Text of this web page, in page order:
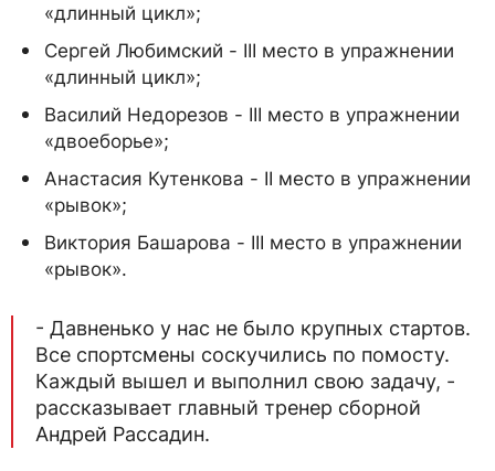
«длинный цикл»;
Сергей Любимский - III место в упражнении
«длинный цикл»;
Василий Недорезов - III место в упражнении
«двоеборье»;
Анастасия Кутенкова - II место в упражнении
«рывок»;
Виктория Башарова - III место в упражнении
«рывок».
- Давненько у нас не было крупных стартов.
Все спортсмены соскучились по помосту.
Каждый вышел и выполнил свою задачу, -
рассказывает главный тренер сборной
Андрей Рассадин.